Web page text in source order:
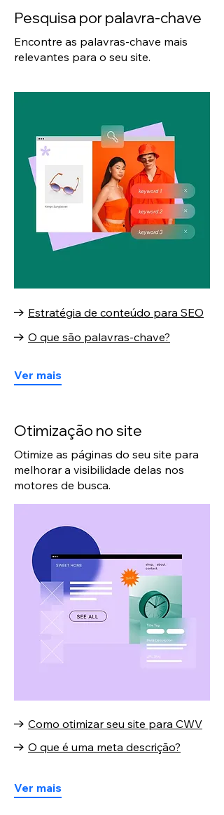
Pesquisa por palavra-chave
Encontre as palavras-chave mais
relevantes para o seu site.
Estratégia de conteúdo para SEO
O que são palavras-chave?
Ver mais
Otimização no site
Otimize as páginas do seu site para
melhorar a visibilidade delas nos
motores de busca.
Como otimizar seu site para CWV
O que é uma meta descrição?
Ver mais